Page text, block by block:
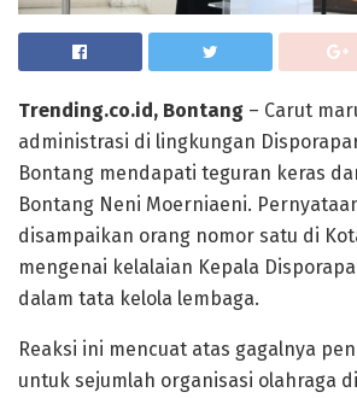
Trending.co.id, Bontang – Carut
administrasi di lingkungan
Bontang mendapati teguran keras
Bontang Neni Moerniaeni.
disampaikan orang nomor satu di
mengenai kelalaian Kepala
dalam tata kelola lembaga.
Reaksi ini mencuat atas gagalnya
untuk sejumlah organisasi olahraga